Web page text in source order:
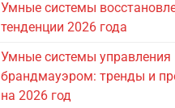
Умные системы
тенденции 2026 года
Умные системы управления
брандмауэром: тренды и
на 2026 год